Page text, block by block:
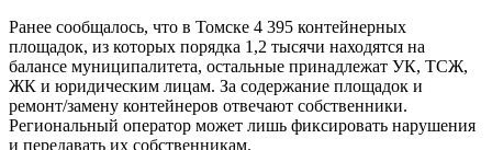
Ранее сообщалось, что в Томске 4 395 контейнерных
площадок, из которых порядка 1,2 тысячи находятся на
балансе муниципалитета, остальные принадлежат УК, ТСЖ,
ЖК и юридическим лицам. За содержание площадок и
ремонт/замену контейнеров отвечают собственники.
Региональный оператор может лишь фиксировать нарушения
и передавать их собственникам.